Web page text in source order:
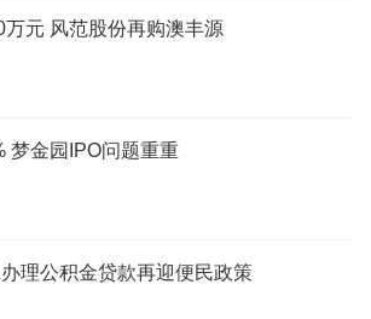
元 风范股份再购澳丰源
梦金园IPO问题重重
理公积金贷款再迎便民政策